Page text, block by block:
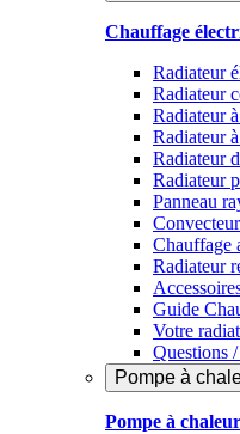
Chauffage
Radiateur
Radiateur
Radiateur
Radiateur
Radiateur
Radiateur
Panneau
Convecteur
Chauffage
Radiateur
Guide
Votre
Questions
Pompe à
Pompe à chaleur